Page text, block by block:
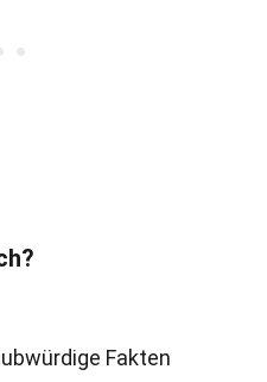
Fakten